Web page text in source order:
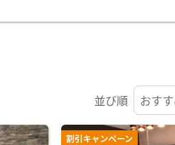
並び順
割引キャンペーン